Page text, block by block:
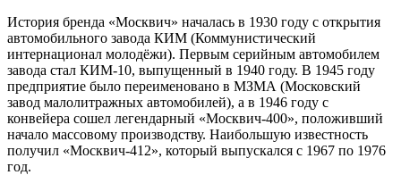
История бренда «Москвич» началась в 1930 году с открытия
автомобильного завода КИМ (Коммунистический
интернационал молодёжи). Первым серийным автомобилем
завода стал КИМ-10, выпущенный в 1940 году. В 1945 году
предприятие было переименовано в МЗМА (Московский
завод малолитражных автомобилей), а в 1946 году с
конвейера сошел легендарный «Москвич-400», положивший
начало массовому производству. Наибольшую известность
получил «Москвич-412», который выпускался с 1967 по 1976
год.